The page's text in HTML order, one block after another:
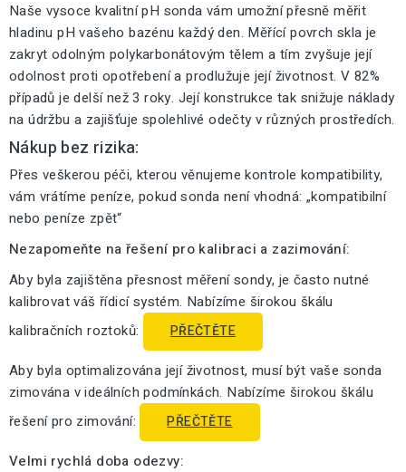
Naše vysoce kvalitní pH sonda vám umožní přesně měřit
hladinu pH vašeho bazénu každý den. Měřící povrch skla je
zakryt odolným polykarbonátovým tělem a tím zvyšuje její
odolnost proti opotřebení a prodlužuje její životnost. V 82%
případů je delší než 3 roky. Její konstrukce tak snižuje náklady
na údržbu a zajišťuje spolehlivé odečty v různých prostředích.
Nákup bez rizika:
Přes veškerou péči, kterou věnujeme kontrole kompatibility,
vám vrátíme peníze, pokud sonda není vhodná: „kompatibilní
nebo peníze zpět“
Nezapomeňte na řešení pro kalibraci a zazimování:
Aby byla zajištěna přesnost měření sondy, je často nutné
kalibrovat váš řídicí systém. Nabízíme širokou škálu
kalibračních roztoků:
PŘEČTĚTE
Aby byla optimalizována její životnost, musí být vaše sonda
zimována v ideálních podmínkách. Nabízíme širokou škálu
řešení pro zimování:
PŘEČTĚTE
Velmi rychlá doba odezvy: